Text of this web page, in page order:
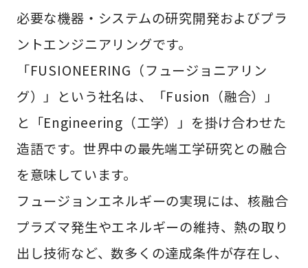
必要な機器・システムの研究開発およびプラ
ントエンジニアリングです。
「FUSIONEERING（フュージョニアリン
グ）」という社名は、「Fusion（融合）」
と「Engineering（工学）」を掛け合わせた
造語です。世界中の最先端工学研究との融合
を意味しています。
フュージョンエネルギーの実現には、核融合
プラズマ発生やエネルギーの維持、熱の取り
出し技術など、数多くの達成条件が存在し、